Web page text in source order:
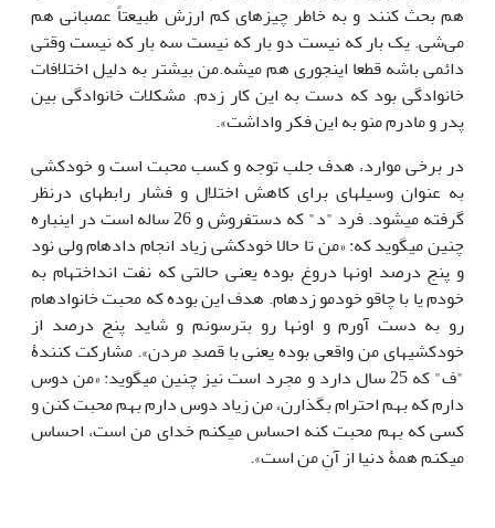
هم بحث کنند و به خاطر چیزهای کم ارزش طبیعتاً عصبانی هم
می‌شی. یک بار که نیست دو بار که نیست سه بار که نیست وقتی
دائمی باشه قطعا اینجوری هم میشه.من بیشتر به دلیل اختلافات
خانوادگی بود که دست به این کار زدم. مشکلات خانوادگی بین
پدر و مادرم منو به این فکر واداشت».
در برخی موارد، هدف جلب توجه و کسب محبت است و خودکشی
به عنوان وسیله­ای برای کاهش اختلال و فشار رابطه­ای درنظر
گرفته می­شود. فرد "د" که دست­فروش و 26 ساله است در این­باره
چنین می­گوید که: «من تا حالا خودکشی زیاد انجام داده­ام ولی نود
و پنج درصد اون­ها دروغ بوده یعنی حالتی که نفت انداخته­ام به
خودم یا با چاقو خودمو زده­ام. هدف این بوده که محبت خانواده­ام
رو به دست آورم و اون­ها رو بترسونم و شاید پنج درصد از
خودکشی­های من واقعی بوده یعنی با قصدِ مردن». مشارکت کنندۀ
"ف" که 25 سال دارد و مجرد است نیز چنین می­گوید: «من دوس
دارم که بهم احترام بگذارن، من زیاد دوس دارم بهم محبت کنن و
کسی که بهم محبت کنه احساس می­کنم خدای من است، احساس
می­کنم همۀ دنیا از آنِ من است».